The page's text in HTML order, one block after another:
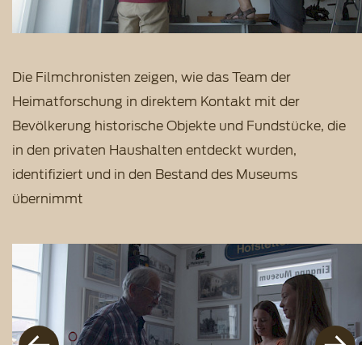
Die Filmchronisten zeigen, wie das Team der
Heimatforschung in direktem Kontakt mit der
Bevölkerung historische Objekte und Fundstücke, die
in den privaten Haushalten entdeckt wurden,
identifiziert und in den Bestand des Museums
übernimmt